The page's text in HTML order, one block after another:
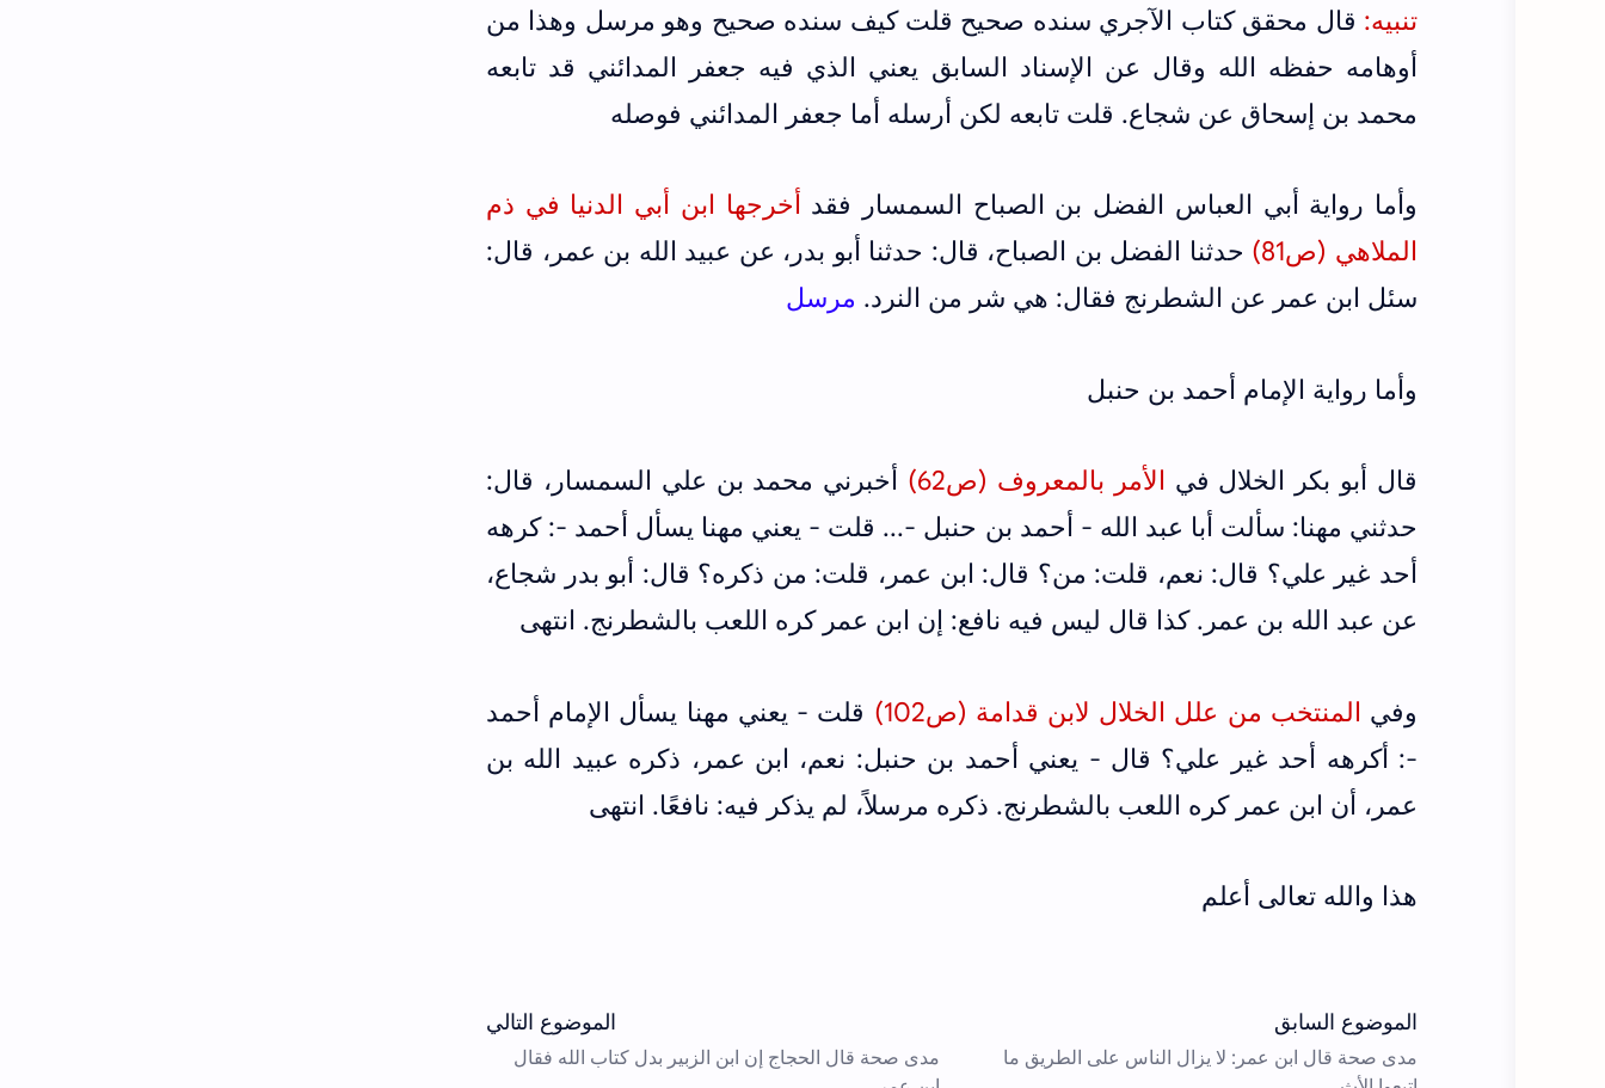
تنبيه: قال محقق كتاب الآجري سنده صحيح قلت كيف سنده صحيح وهو مرسل وهذا من
أوهامه حفظه الله وقال عن الإسناد السابق يعني الذي فيه جعفر المدائني قد تابعه
محمد بن إسحاق عن شجاع. قلت تابعه لكن أرسله أما جعفر المدائني فوصله
وأما رواية أبي العباس الفضل بن الصباح السمسار فقد أخرجها ابن أبي الدنيا في ذم
الملاهي (ص81)
حدثنا الفضل بن الصباح، قال: حدثنا أبو بدر، عن عبيد الله بن عمر، قال:
سئل ابن عمر عن الشطرنج فقال: هي شر من النرد. مرسل
وأما رواية الإمام أحمد بن حنبل
قال أبو بكر الخلال في الأمر بالمعروف (ص62)
أخبرني محمد بن علي السمسار، قال:
حدثني مهنا: سألت أبا عبد الله - أحمد بن حنبل -... قلت - يعني مهنا يسأل أحمد -: كرهه
أحد غير علي؟ قال: نعم، قلت: من؟ قال: ابن عمر، قلت: من ذكره؟ قال: أبو بدر شجاع،
عن عبد الله بن عمر. كذا قال ليس فيه نافع: إن ابن عمر كره اللعب بالشطرنج. انتهى
وفي المنتخب من علل الخلال لابن قدامة (ص102)
قلت - يعني مهنا يسأل الإمام أحمد
-: أكرهه أحد غير علي؟ قال - يعني أحمد بن حنبل: نعم، ابن عمر، ذكره عبيد الله بن
عمر، أن ابن عمر كره اللعب بالشطرنج. ذكره مرسلاً، لم يذكر فيه: نافعًا. انتهى
هذا والله تعالى أعلم